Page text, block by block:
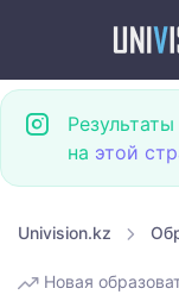
на этой
Univision.kz
Новая